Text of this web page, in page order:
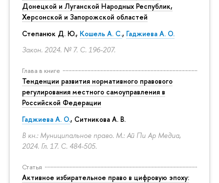
Донецкой и Луганской Народных Республик,
Херсонской и Запорожской областей
Степанюк Д. Ю., Кошель А. С., Гаджиева А. О.
Закон. 2024. № 7. С. 196-207.
Глава в книге
Тенденции развития нормативного правового
регулирования местного самоуправления в
Российской Федерации
Гаджиева А. О., Ситникова А. В.
В кн.: Муниципальное право. М.: Ай Пи Ар Медиа,
2024. Гл. 17. С. 484-505.
Статья
Активное избирательное право в цифровую эпоху: